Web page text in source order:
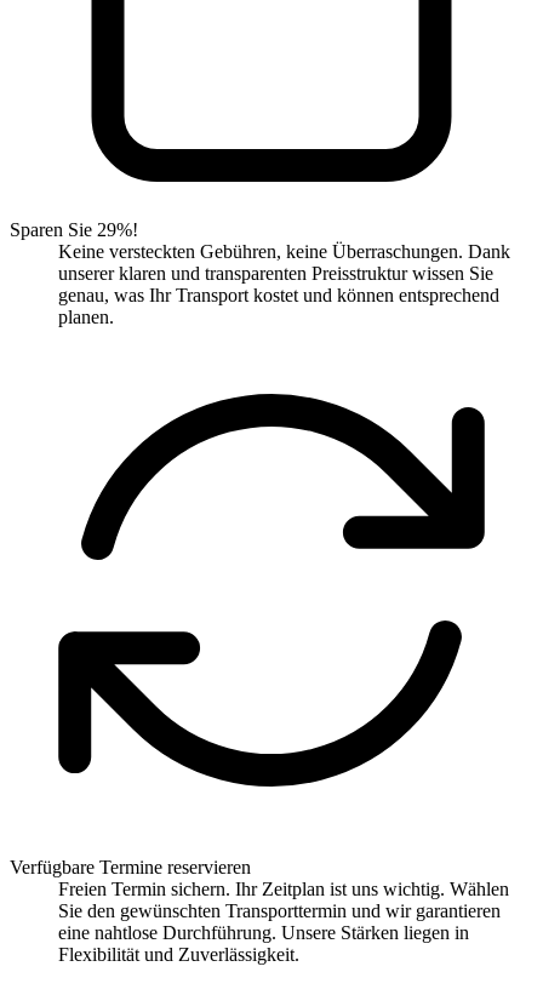
Sparen Sie 29%!
Keine versteckten Gebühren, keine Überraschungen. Dank
unserer klaren und transparenten Preisstruktur wissen Sie
genau, was Ihr Transport kostet und können entsprechend
planen.
Verfügbare Termine reservieren
Freien Termin sichern. Ihr Zeitplan ist uns wichtig. Wählen
Sie den gewünschten Transporttermin und wir garantieren
eine nahtlose Durchführung. Unsere Stärken liegen in
Flexibilität und Zuverlässigkeit.